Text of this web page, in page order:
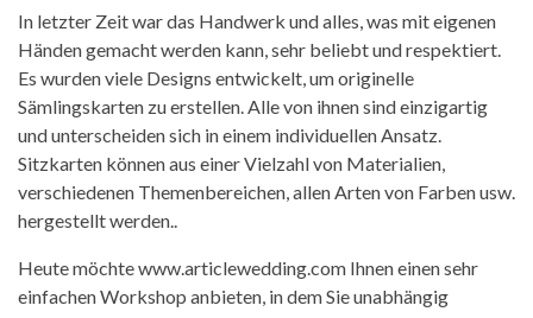
In letzter Zeit war das Handwerk und alles, was mit eigenen
Händen gemacht werden kann, sehr beliebt und respektiert.
Es wurden viele Designs entwickelt, um originelle
Sämlingskarten zu erstellen. Alle von ihnen sind einzigartig
und unterscheiden sich in einem individuellen Ansatz.
Sitzkarten können aus einer Vielzahl von Materialien,
verschiedenen Themenbereichen, allen Arten von Farben usw.
hergestellt werden..
Heute möchte www.articlewedding.com Ihnen einen sehr
einfachen Workshop anbieten, in dem Sie unabhängig